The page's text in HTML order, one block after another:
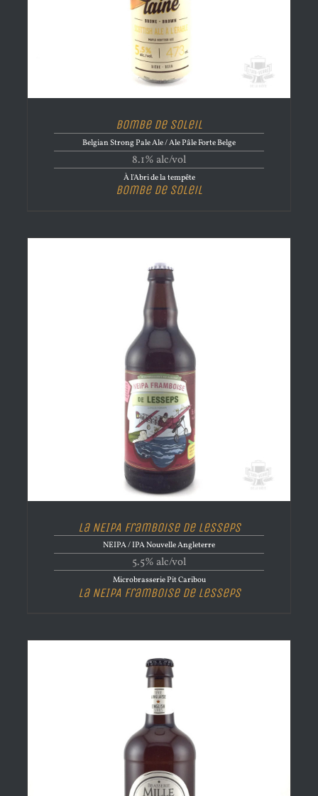
Bombe de Soleil
Belgian Strong Pale Ale / Ale Pâle Forte Belge
8.1% alc/vol
À l'Abri de la tempête
Bombe de Soleil
La NEIPA Framboise de Lesseps
NEIPA / IPA Nouvelle Angleterre
5.5% alc/vol
Microbrasserie Pit Caribou
La NEIPA Framboise de Lesseps